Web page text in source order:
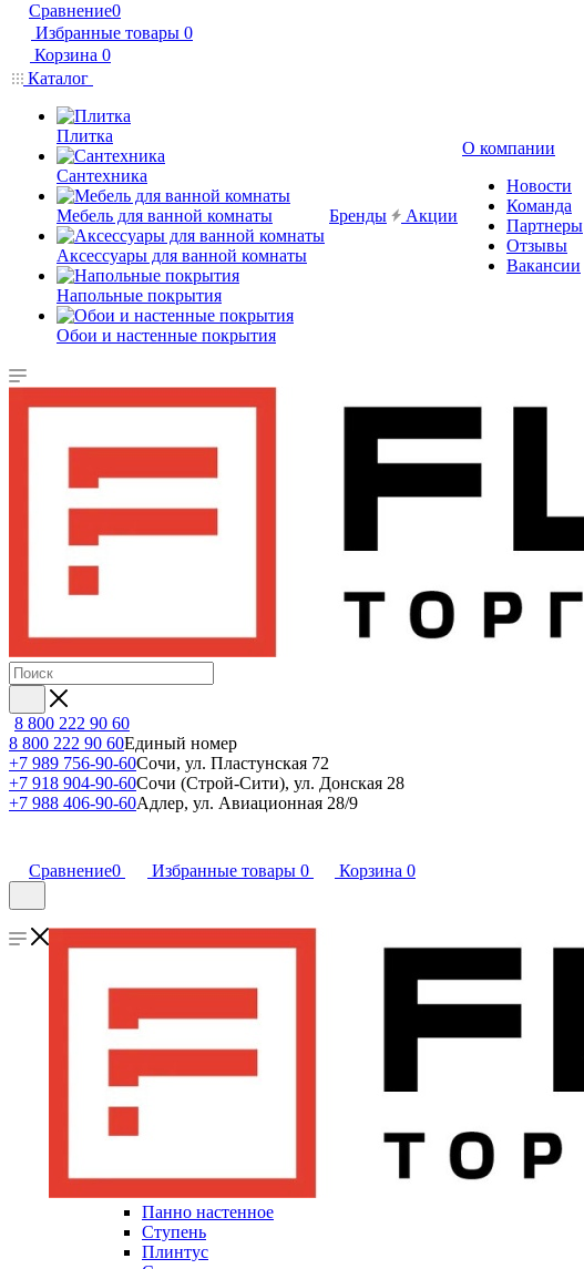
Сравнение0
Избранные товары 0
Корзина 0
Каталог
Плитка
Сантехника
Мебель для ванной комнаты
Аксессуары для ванной комнаты
Напольные покрытия
Обои и настенные покрытия
Бренды Акции
О компании
Новости
Команда
Партнеры
Отзывы
Вакансии
8 800 222 90 60
8 800 222 90 60Единый номер
+7 989 756-90-60Сочи, ул. Пластунская 72
+7 918 904-90-60Сочи (Строй-Сити), ул. Донская 28
+7 988 406-90-60Адлер, ул. Авиационная 28/9
Сравнение0 Избранные товары 0 Корзина 0
Панно настенное
Ступень
Плинтус